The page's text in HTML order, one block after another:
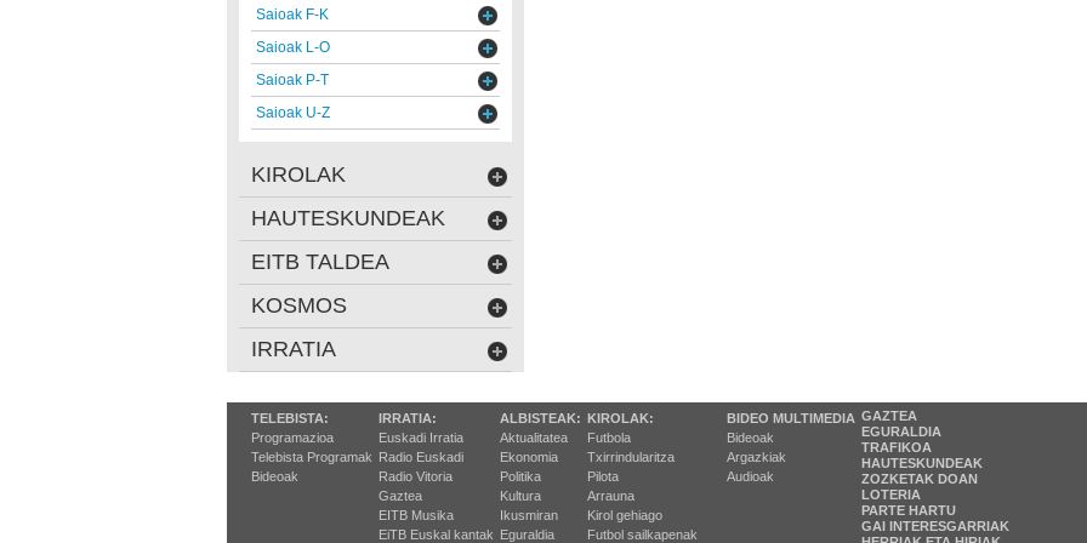
Saioak F-K
Saioak L-O
Saioak P-T
Saioak U-Z
KIROLAK
HAUTESKUNDEAK
EITB TALDEA
KOSMOS
IRRATIA
TELEBISTA:
Programazioa
Telebista Programak
Bideoak
IRRATIA:
Euskadi Irratia
Radio Euskadi
Radio Vitoria
Gaztea
EITB Musika
EiTB Euskal kantak
ALBISTEAK:
Aktualitatea
Ekonomia
Politika
Kultura
Ikusmiran
Eguraldia
KIROLAK:
Futbola
Txirrindularitza
Pilota
Arrauna
Kirol gehiago
Futbol sailkapenak
BIDEO MULTIMEDIA
Bideoak
Argazkiak
Audioak
GAZTEA
EGURALDIA
TRAFIKOA
HAUTESKUNDEAK
ZOZKETAK DOAN
LOTERIA
PARTE HARTU
GAI INTERESGARRIAK